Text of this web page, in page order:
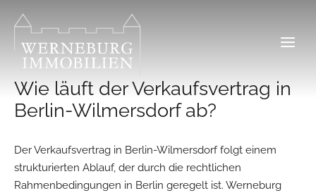
Inhalt
springen
Wie läuft der Verkaufsvertrag in
Berlin-Wilmersdorf ab?
Der Verkaufsvertrag in Berlin-Wilmersdorf folgt einem
strukturierten Ablauf, der durch die rechtlichen
Rahmenbedingungen in Berlin geregelt ist. Werneburg